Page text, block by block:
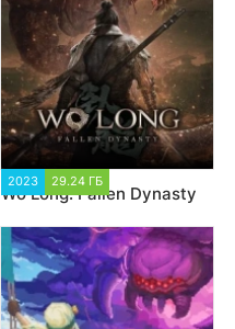
2023 29.24 ГБ
Wo Long: Fallen Dynasty